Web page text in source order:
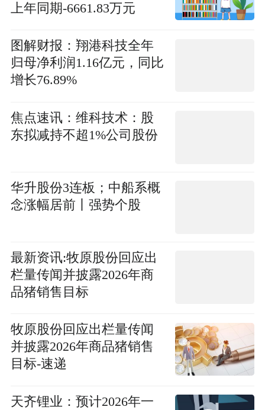
上年同期-6661.83万元
图解财报：翔港科技全年
归母净利润1.16亿元，同比
增长76.89%
焦点速讯：维科技术：股
东拟减持不超1%公司股份
华升股份3连板；中船系概
念涨幅居前丨强势个股
最新资讯:牧原股份回应出
栏量传闻并披露2026年商
品猪销售目标
牧原股份回应出栏量传闻
并披露2026年商品猪销售
目标-速递
天齐锂业：预计2026年一